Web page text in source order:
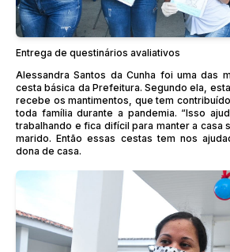
Entrega de questinários avaliativos
Alessandra Santos da Cunha foi uma das
cesta básica da Prefeitura. Segundo ela,
recebe os mantimentos, que tem
toda família durante a pandemia. “Isso
trabalhando e fica difícil para manter a casa
marido. Então essas cestas tem nos
dona de casa.